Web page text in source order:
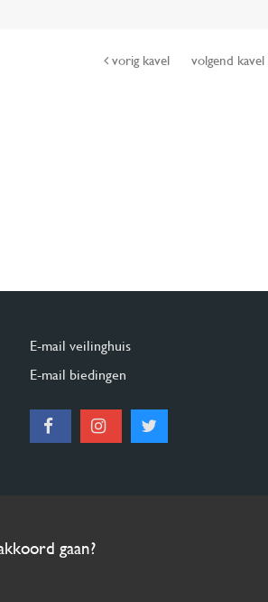
vorig kavel volgend kavel
E-mail veilinghuis
E-mail biedingen
gaan?